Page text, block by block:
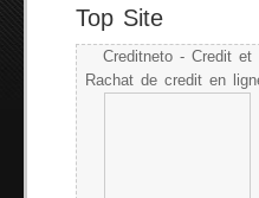
Top Site
Creditneto - Credit et
Rachat de credit en